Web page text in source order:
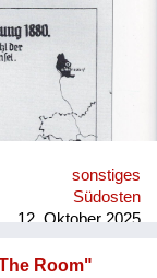
sonstiges
Südosten
12. Oktober 2025
Room"